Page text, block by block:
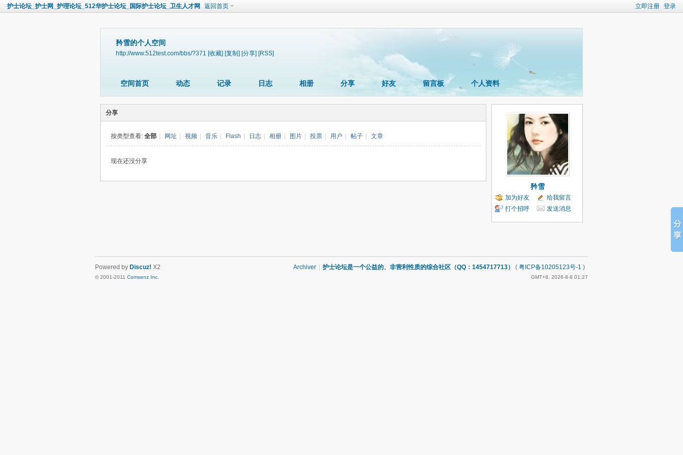
立即注册 登录
护士论坛_护士网_护理论坛_512华护士论坛_国际护士论坛_卫生人才网 返回首页
矜雪的个人空间
http://www.512test.com/bbs/?371 [收藏] [复制] [分享] [RSS]
空间首页 动态 记录 日志 相册 分享 好友 留言板 个人资料
分享
按类型查看: 全部 网址 视频 音乐 Flash 日志 相册 图片 投票 用户 帖子 文章
现在还没分享
矜雪
加为好友
给我留言
打个招呼
发送消息
Archiver 护士论坛是一个公益的、非营利性质的综合社区（QQ：1454717713） ( 粤ICP备10205123号-1 )
GMT+8, 2026-8-8 01:27
Powered by Discuz! X2
© 2001-2011 Comsenz Inc.